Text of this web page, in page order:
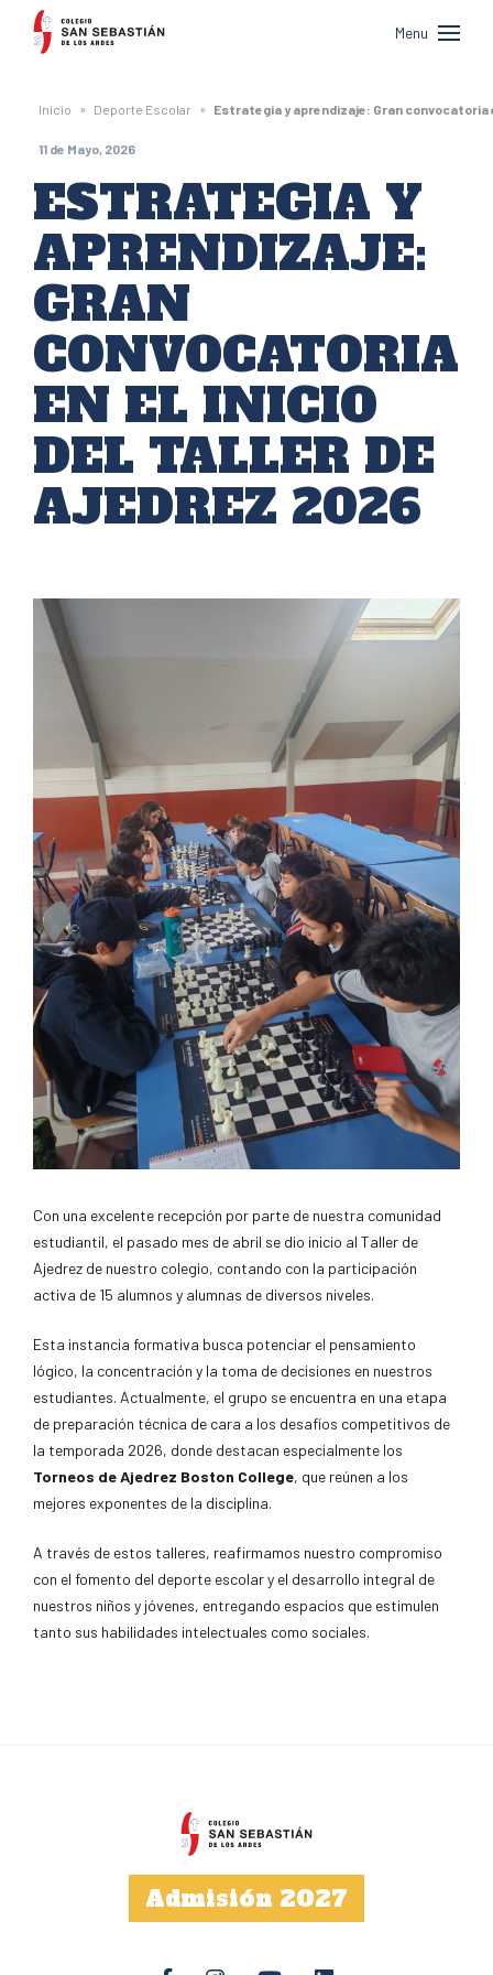
Colegio
San
Sebastián
de
Los
Andes
Menu
Inicio » Deporte Escolar » Estrategia y aprendizaje: Gran convocatoria
11 de Mayo, 2026
ESTRATEGIA Y
APRENDIZAJE:
GRAN
CONVOCATORIA
EN EL INICIO
DEL TALLER DE
AJEDREZ 2026
Con una excelente recepción por parte de nuestra comunidad
estudiantil, el pasado mes de abril se dio inicio al Taller de
Ajedrez de nuestro colegio, contando con la participación
activa de 15 alumnos y alumnas de diversos niveles.
Esta instancia formativa busca potenciar el pensamiento
lógico, la concentración y la toma de decisiones en nuestros
estudiantes. Actualmente, el grupo se encuentra en una etapa
de preparación técnica de cara a los desafíos competitivos de
la temporada 2026, donde destacan especialmente los
Torneos de Ajedrez Boston College, que reúnen a los
mejores exponentes de la disciplina.
A través de estos talleres, reafirmamos nuestro compromiso
con el fomento del deporte escolar y el desarrollo integral de
nuestros niños y jóvenes, entregando espacios que estimulen
tanto sus habilidades intelectuales como sociales.
Admisión 2027